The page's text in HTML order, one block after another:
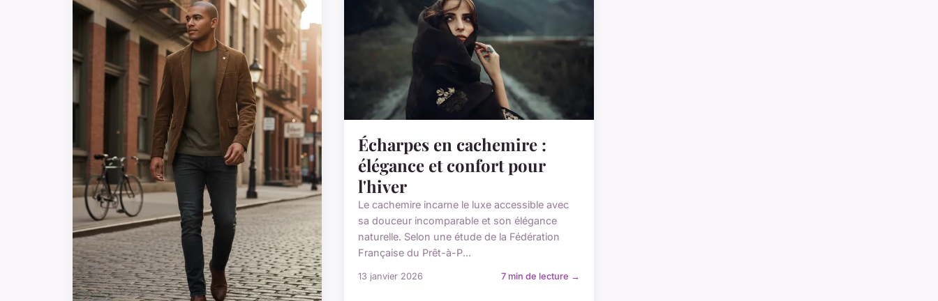
Écharpes en cachemire :
élégance et confort pour
l'hiver
Le cachemire incarne le luxe accessible avec
sa douceur incomparable et son élégance
naturelle. Selon une étude de la Fédération
Française du Prêt-à-P...
13 janvier 2026 7 min de lecture →